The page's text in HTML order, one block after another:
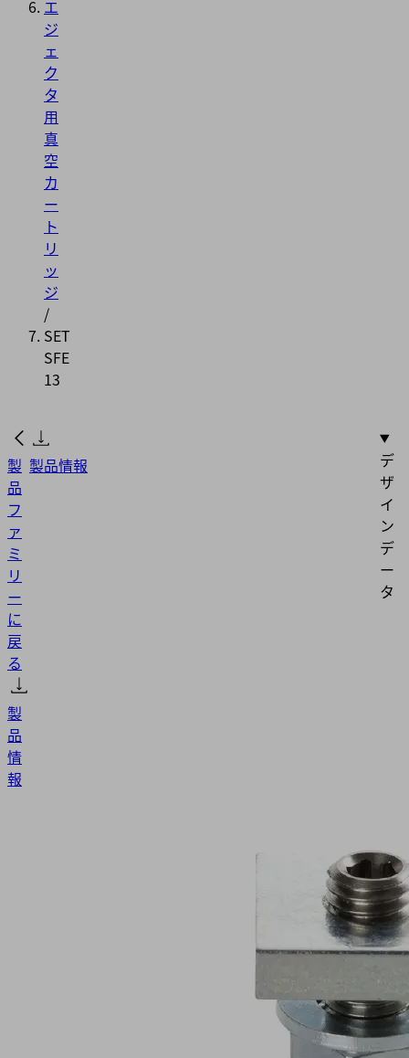
エ
ジ
ェ
ク
タ
用
真
空
カ
ー
ト
リ
ッ
ジ
/
SET
SFE
13
製
品
フ
ァ
ミ
リ
ー
に
戻
る
製
品
情
報
製品情報
デ
ザ
イ
ン
デ
ー
タ